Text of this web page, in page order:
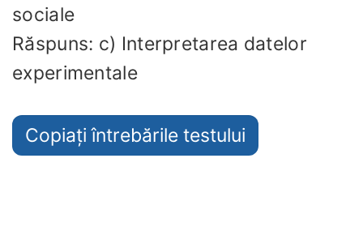
sociale
Răspuns: c) Interpretarea datelor
experimentale
Copiați întrebările testului